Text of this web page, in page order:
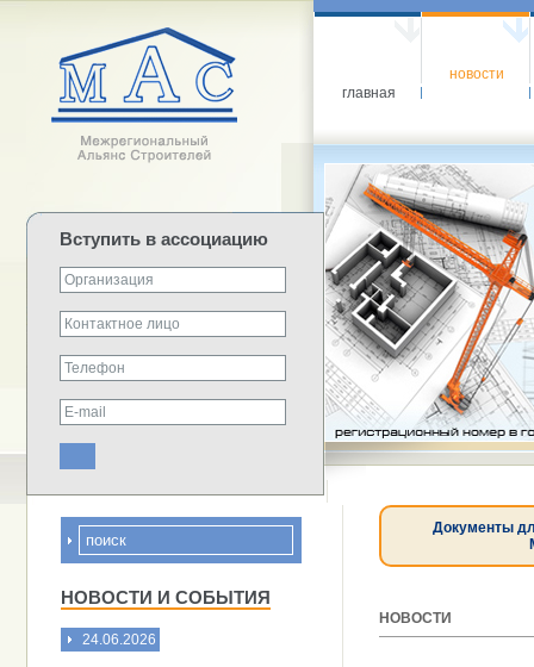
главная
новости
Вступить в ассоциацию
НОВОСТИ И СОБЫТИЯ
24.06.2026
Документы
НОВОСТИ